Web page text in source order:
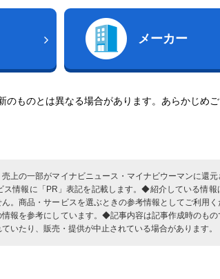
メーカー
ものとは異なる場合があります。あらかじめご
上の一部がマイナビニュース・マイナビウーマンに還
情報に「PR」表記を記載します。◆紹介している情
。商品・サービスを選ぶときの参考情報としてご利用
報を参考にしています。◆記事内容は記事作成時のも
いたり、販売・提供が中止されている場合があります。